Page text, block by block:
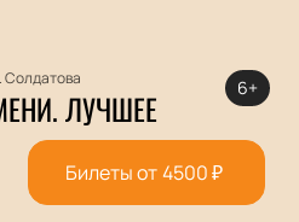
Солдатова
ЛУЧШЕЕ 6+
Билеты от4500₽